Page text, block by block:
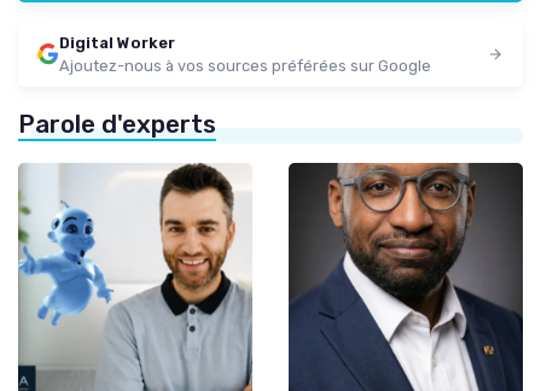
Digital Worker
Ajoutez-nous à vos sources préférées sur Google
Parole d'experts